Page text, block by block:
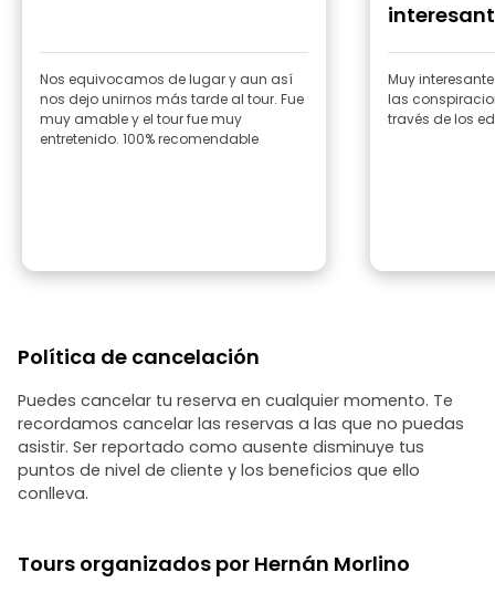
Nos equivocamos de lugar y aun así
nos dejo unirnos más tarde al tour. Fue
muy amable y el tour fue muy
entretenido. 100% recomendable
Muy
las
través de los
Política de cancelación
Puedes cancelar tu reserva en cualquier momento. Te
recordamos cancelar las reservas a las que no puedas
asistir. Ser reportado como ausente disminuye tus
puntos de nivel de cliente y los beneficios que ello
conlleva.
Tours organizados por Hernán Morlino